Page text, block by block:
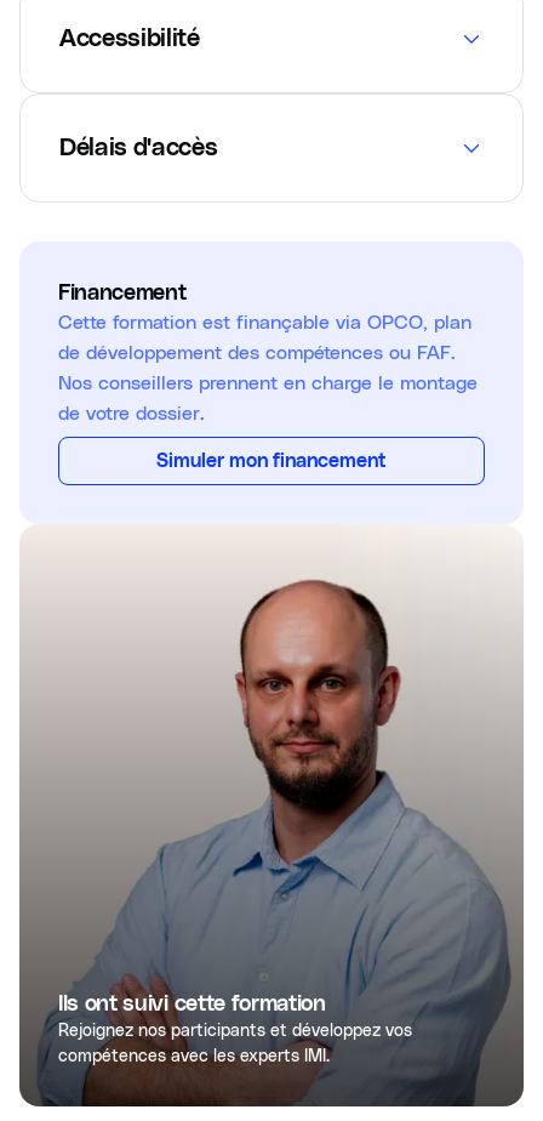
Accessibilité
Délais d'accès
Financement
Cette formation est finançable via OPCO, plan
de développement des compétences ou FAF.
Nos conseillers prennent en charge le montage
de votre dossier.
Simuler mon financement
Ils ont suivi cette formation
Rejoignez nos participants et développez vos
compétences avec les experts IMI.